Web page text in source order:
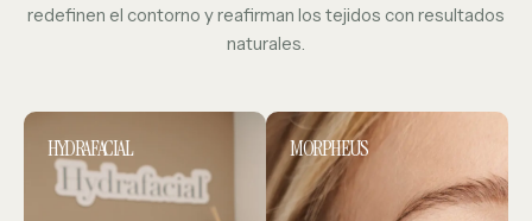
redefinen el contorno y reafirman los tejidos con resultados
naturales.
HYDRAFACIAL MORPHEUS